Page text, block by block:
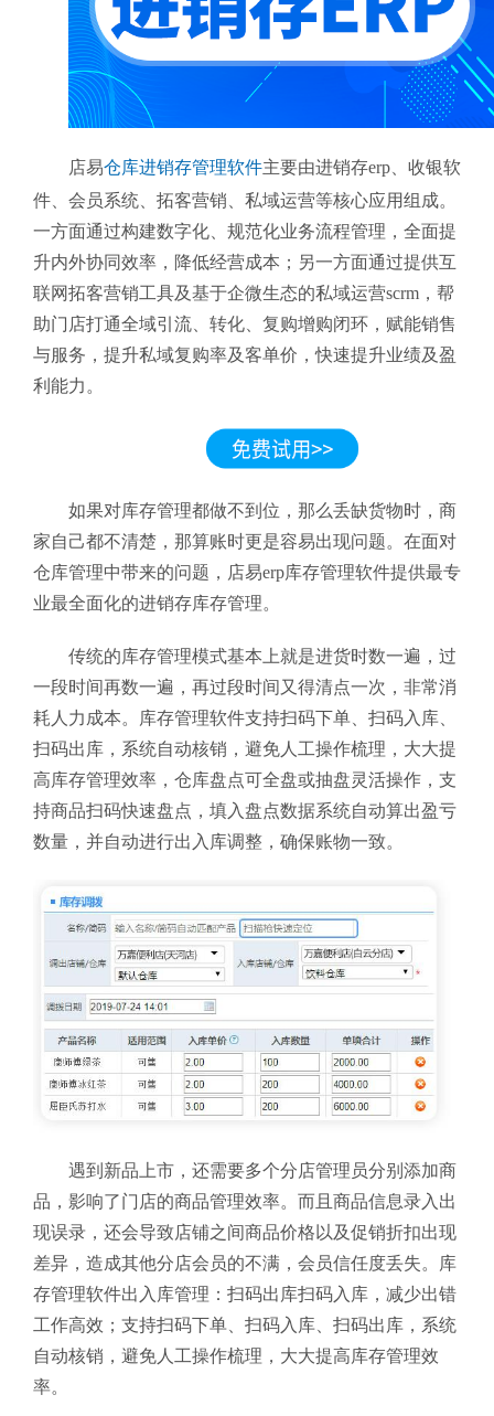
店易仓库进销存管理软件主要由进销存erp、收银软
件、会员系统、拓客营销、私域运营等核心应用组成。
一方面通过构建数字化、规范化业务流程管理，全面提
升内外协同效率，降低经营成本；另一方面通过提供互
联网拓客营销工具及基于企微生态的私域运营scrm，帮
助门店打通全域引流、转化、复购增购闭环，赋能销售
与服务，提升私域复购率及客单价，快速提升业绩及盈
利能力。
如果对库存管理都做不到位，那么丢缺货物时，商
家自己都不清楚，那算账时更是容易出现问题。在面对
仓库管理中带来的问题，店易erp库存管理软件提供最专
业最全面化的进销存库存管理。
传统的库存管理模式基本上就是进货时数一遍，过
一段时间再数一遍，再过段时间又得清点一次，非常消
耗人力成本。库存管理软件支持扫码下单、扫码入库、
扫码出库，系统自动核销，避免人工操作梳理，大大提
高库存管理效率，仓库盘点可全盘或抽盘灵活操作，支
持商品扫码快速盘点，填入盘点数据系统自动算出盈亏
数量，并自动进行出入库调整，确保账物一致。
遇到新品上市，还需要多个分店管理员分别添加商
品，影响了门店的商品管理效率。而且商品信息录入出
现误录，还会导致店铺之间商品价格以及促销折扣出现
差异，造成其他分店会员的不满，会员信任度丢失。库
存管理软件出入库管理：扫码出库扫码入库，减少出错
工作高效；支持扫码下单、扫码入库、扫码出库，系统
自动核销，避免人工操作梳理，大大提高库存管理效
率。